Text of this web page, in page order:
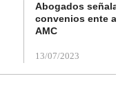
Abogados
convenios ente
AMC
13/07/2023